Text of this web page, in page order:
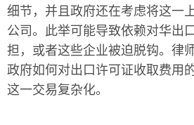
细节，并且政府还在考虑将这一
公司。此举可能导致依赖对华出
担，或者这些企业被迫脱钩。律
政府如何对出口许可证收取费用
这一交易复杂化。